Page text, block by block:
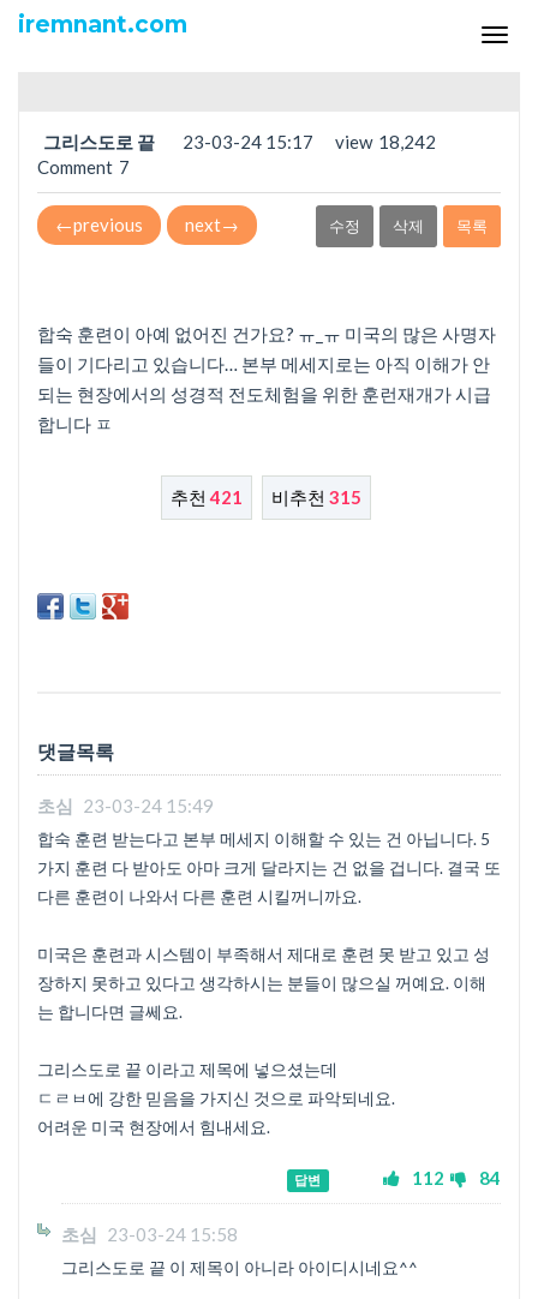
iremnant.com
그리스도로 끝 23-03-24 15:17 view 18,242
Comment 7
←previous next→ 수정 삭제 목록
합숙 훈련이 아예 없어진 건가요? ㅠ_ㅠ 미국의 많은 사명자
들이 기다리고 있습니다… 본부 메세지로는 아직 이해가 안
되는 현장에서의 성경적 전도체험을 위한 훈런재개가 시급
합니다 ㅍ
추천421 비추천 315
댓글목록
초심 23-03-24 15:49
합숙 훈련 받는다고 본부 메세지 이해할 수 있는 건 아닙니다. 5
가지 훈련 다 받아도 아마 크게 달라지는 건 없을 겁니다. 결국 또
다른 훈련이 나와서 다른 훈련 시킬꺼니까요.
미국은 훈련과 시스템이 부족해서 제대로 훈련 못 받고 있고 성
장하지 못하고 있다고 생각하시는 분들이 많으실 꺼예요. 이해
는 합니다면 글쎄요.
그리스도로 끝 이라고 제목에 넣으셨는데
ㄷㄹㅂ에 강한 믿음을 가지신 것으로 파악되네요.
어려운 미국 현장에서 힘내세요.
112 84
답변
초심 23-03-24 15:58
그리스도로 끝 이 제목이 아니라 아이디시네요^^